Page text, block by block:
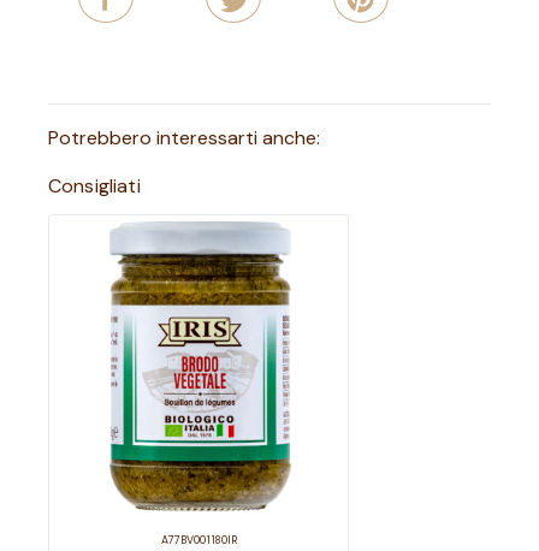
Potrebbero interessarti anche:
Consigliati
A77BV001180IR